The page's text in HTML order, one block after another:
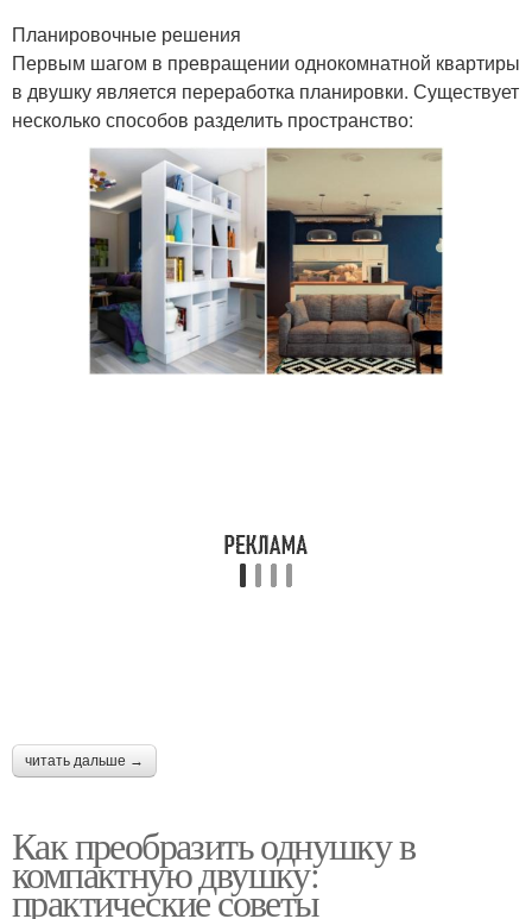
Планировочные решения
Первым шагом в превращении однокомнатной квартиры
в двушку является переработка планировки. Существует
несколько способов разделить пространство:
читать дальше →
Как преобразить однушку в
компактную двушку:
практические советы